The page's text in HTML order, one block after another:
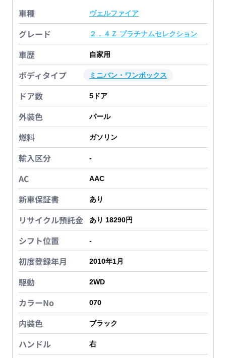
車種 ヴェルファイア
グレード ２．４Ｚ プラチナムセレクション
車歴 自家用
ボディタイプ ミニバン・ワンボックス
ドア数 5 ドア
外装色 パール
燃料 ガソリン
輸入区分 -
AC AAC
新車保証書 あり
リサイクル預託金 あり 18290円
シフト位置 -
初度登録年月 2010年1月
駆動 2WD
カラーNo 070
内装色 ブラック
ハンドル 右